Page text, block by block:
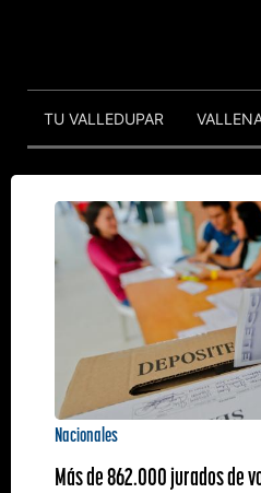
TU VALLEDUPAR
Nacionales
Más de 862.000 jurados de